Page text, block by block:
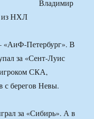
Владимир
из НХЛ
«АиФ-Петербург». В
за «Сент-Луис
СКА,
с берегов Невы.
за «Сибирь». А в